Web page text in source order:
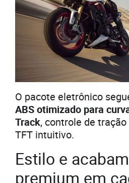
O pacote eletrônico
ABS otimizado para
Track, controle de
TFT intuitivo.
Estilo e
premium em